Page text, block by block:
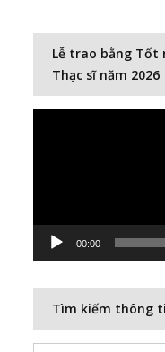
Lễ trao bằng Tốt
Thạc sĩ năm 2026
00:00
Tìm kiếm thông